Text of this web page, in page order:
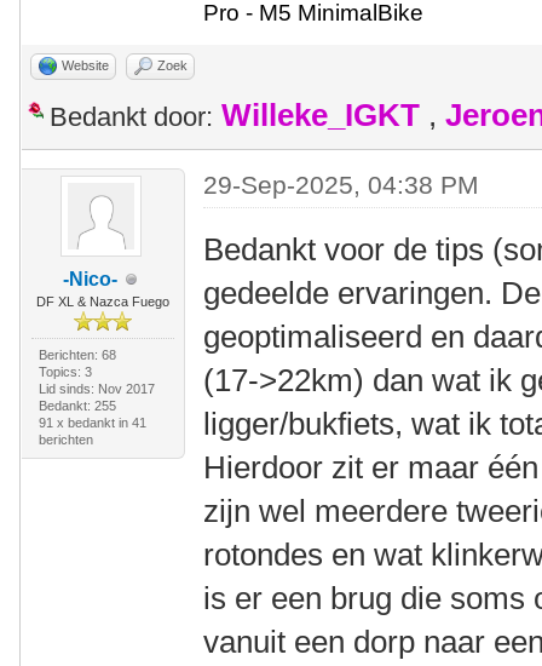
Pro - M5 MinimalBike
Website Zoek
Bedankt door: Willeke_IGKT ,
-Nico-
DF XL & Nazca Fuego
Berichten: 68
Topics: 3
Lid sinds: Nov 2017
Bedankt: 255
91 x bedankt in 41
berichten
29-Sep-2025, 04:38 PM
Bedankt voor de tips
gedeelde ervaringen.
geoptimaliseerd en
(17->22km) dan wat ik
ligger/bukfiets, wat ik
Hierdoor zit er maar
zijn wel meerdere
rotondes en wat
is er een brug die soms
vanuit een dorp naar